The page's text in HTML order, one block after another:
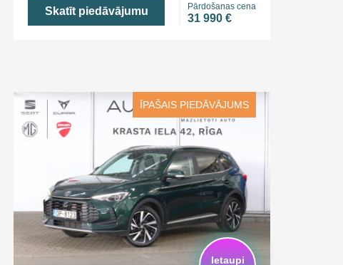
Skatīt piedāvājumu
Pārdošanas cena
31 990 €
ĪPAŠAIS PIEDĀVĀJUMS
Ietaupi